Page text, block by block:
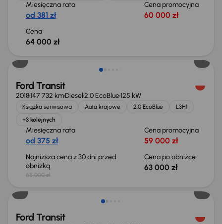
Miesięczna rata
od 381 zł
Cena promocyjna
60 000 zł
Cena
64 000 zł
Taniej o 2 000 zł
Ford Transit
2018147 732 kmDiesel2.0 EcoBlue125 kW
Książka serwisowa Auta krajowe 2.0 EcoBlue
L3H1
+3 kolejnych
Miesięczna rata
od 375 zł
Cena promocyjna
59 000 zł
Najniższa cena z 30 dni przed
obniżką
65 000 zł
Cena po obniżce
63 000 zł
Możliwość odliczenia VAT
Ford Transit